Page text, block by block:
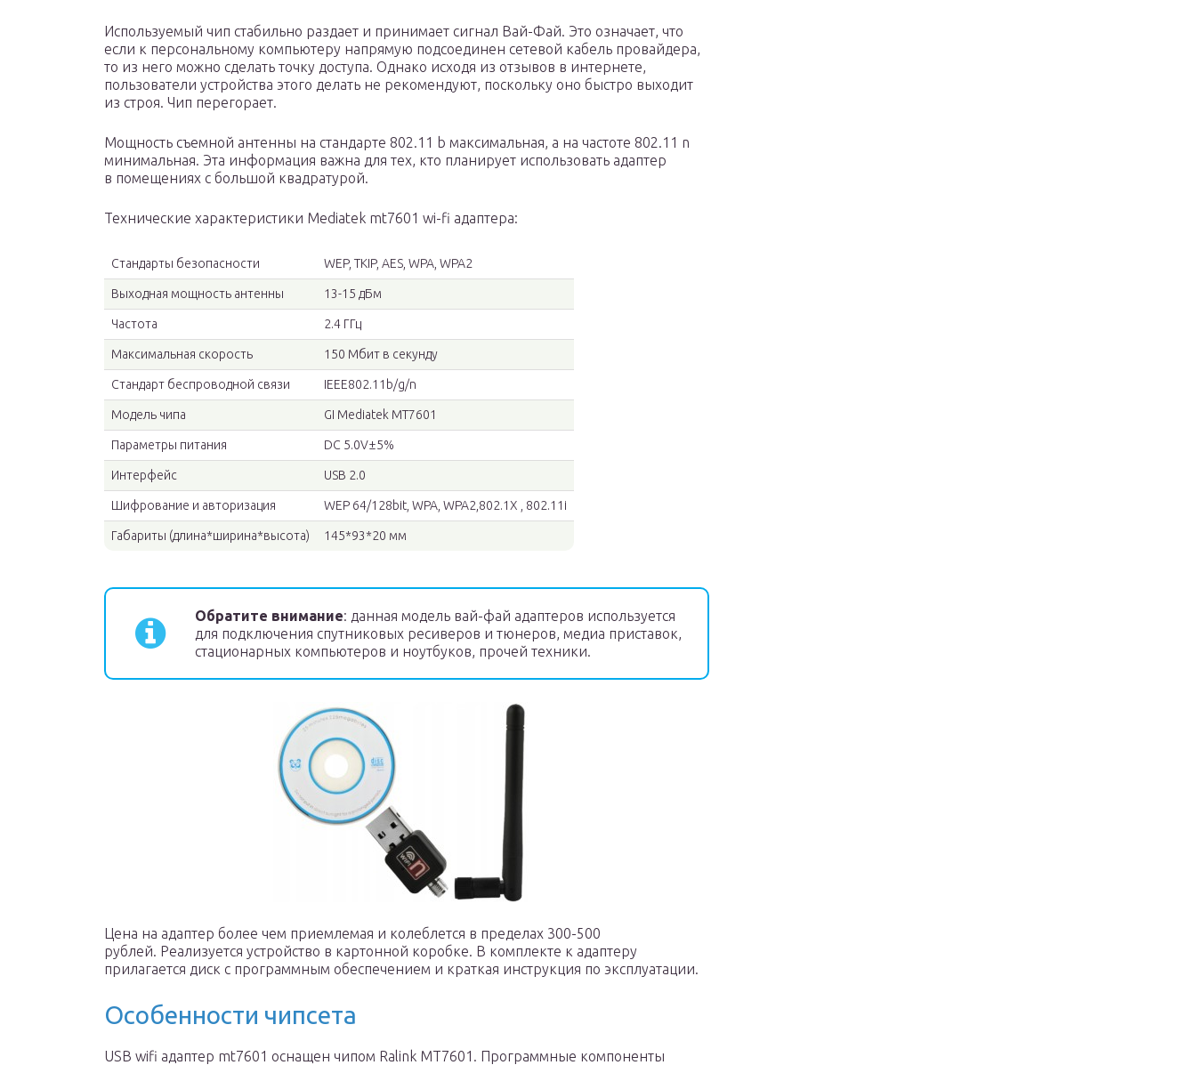
Используемый чип стабильно раздает и принимает сигнал Вай-Фай. Это означает, что
если к персональному компьютеру напрямую подсоединен сетевой кабель провайдера,
то из него можно сделать точку доступа. Однако исходя из отзывов в интернете,
пользователи устройства этого делать не рекомендуют, поскольку оно быстро выходит
из строя. Чип перегорает.
Мощность съемной антенны на стандарте 802.11 b максимальная, а на частоте 802.11 n
минимальная. Эта информация важна для тех, кто планирует использовать адаптер
в помещениях с большой квадратурой.
Технические характеристики Mediatek mt7601 wi-fi адаптера:
Стандарты безопасности WEP, TKIP, AES, WPA, WPA2
Выходная мощность антенны 13-15 дБм
Частота 2.4 ГГц
Максимальная скорость 150 Мбит в секунду
Стандарт беспроводной связи IEEE802.11b/g/n
Модель чипа GI Mediatek MT7601
Параметры питания DC 5.0V±5%
Интерфейс USB 2.0
Шифрование и авторизация WEP 64/128bit, WPA, WPA2,802.1X , 802.11i
Габариты (длина*ширина*высота) 145*93*20 мм
Обратите внимание: данная модель вай-фай адаптеров используется
для подключения спутниковых ресиверов и тюнеров, медиа приставок,
стационарных компьютеров и ноутбуков, прочей техники.
Цена на адаптер более чем приемлемая и колеблется в пределах 300-500
рублей. Реализуется устройство в картонной коробке. В комплекте к адаптеру
прилагается диск с программным обеспечением и краткая инструкция по эксплуатации.
Особенности чипсета
USB wifi адаптер mt7601 оснащен чипом Ralink MT7601. Программные компоненты